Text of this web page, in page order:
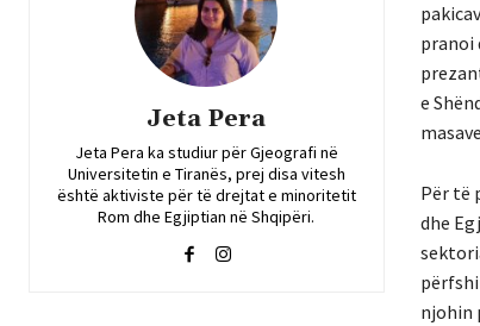
Jeta Pera
Jeta Pera ka studiur për Gjeografi në
Universitetin e Tiranës, prej disa vitesh
është aktiviste për të drejtat e minoritetit
Rom dhe Egjiptian në Shqipëri.
pranoi
e
Për të
dhe
njohin